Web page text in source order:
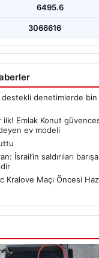
6495.6
3066616
denetimlerde bin
ilk! Emlak Konut
ev modeli
İsrail’in saldırıları
Kralove Maçı Öncesi